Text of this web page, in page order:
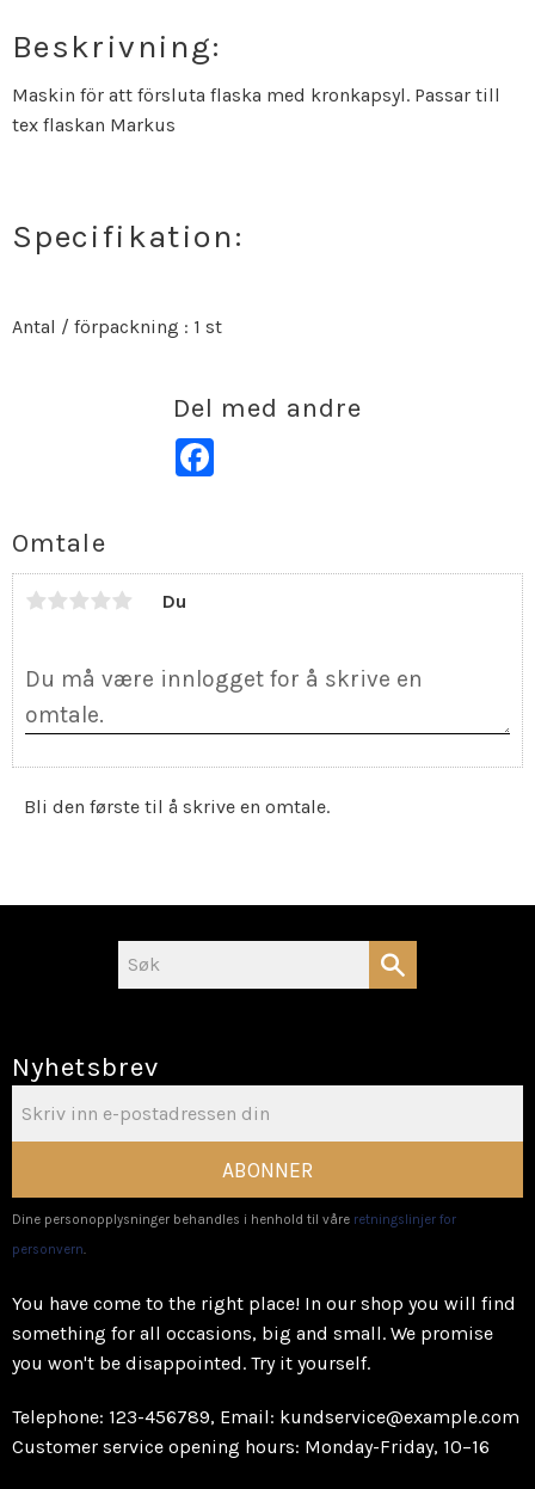
Beskrivning:
Maskin för att försluta flaska med kronkapsyl. Passar till
tex flaskan Markus
Specifikation:
Antal / förpackning : 1 st
Del med andre
Facebook
Omtale
Du
Bli den første til å skrive en omtale.
Nyhetsbrev
ABONNER
Dine personopplysninger behandles i henhold til våre retningslinjer for
personvern.
You have come to the right place! In our shop you will find
something for all occasions, big and small. We promise
you won't be disappointed. Try it yourself.
Telephone: 123-456789, Email: kundservice@example.com
Customer service opening hours: Monday-Friday, 10–16